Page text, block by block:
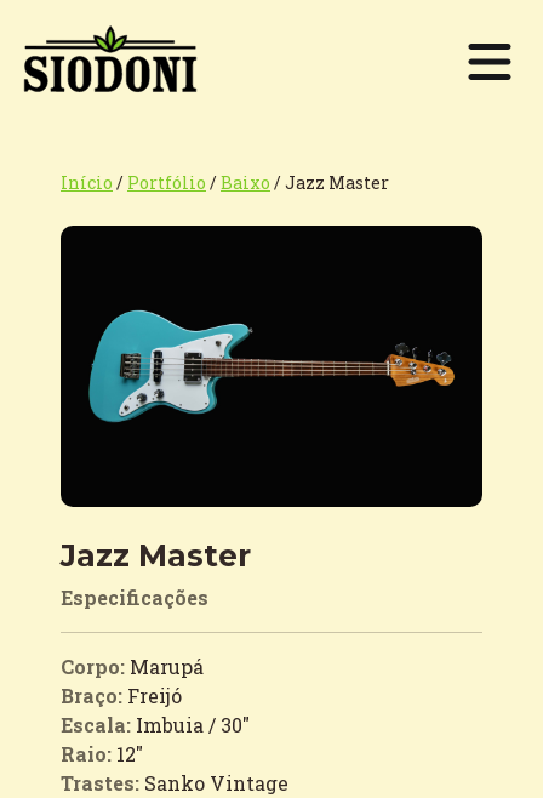
Início / Portfólio /Baixo /Jazz Master
Jazz Master
Especificações
Corpo: Marupá
Braço: Freijó
Escala: Imbuia / 30"
Raio: 12"
Trastes: Sanko Vintage